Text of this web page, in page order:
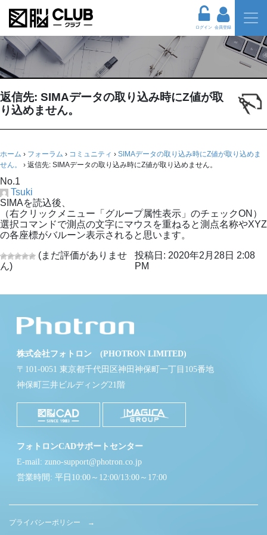
ログイン 会員登録
返信先: SIMAデータの取り込み時にZ値が取
り込めません。
ホーム › フォーラム › コミュニティ › SIMAデータの取り込み時にZ値が取り込めま
せん。
› 返信先: SIMAデータの取り込み時にZ値が取り込めません。
No.1
Tsuki
SIMAを読込後、
（右クリックメニュー「グループ属性表示」のチェックON）
選択コマンドで測点の文字にマウスを重ねると測点名称やXYZ
の各座標がバルーン表示されると思います。
(まだ評価がありませ
ん)
投稿日: 2020年2月28日 2:08
PM
株式会社フォトロン (PHOTRON LIMITED)
〒101-0051 東京都千代田区神田神保町一丁目105番地
神保町三井ビルディング21階
フォトロンCADサポートセンター
E-mail: zuno-support@photron.co.jp
営業時間: 平日10:00～12:00/13:00～17:00
プライバシーポリシー →